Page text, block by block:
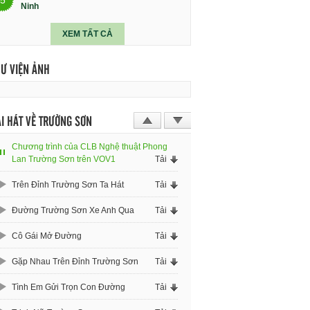
Ninh
XEM TẤT CẢ
VIỆN ẢNH
HÁT VỀ TRƯỜNG SƠN
Chương trình của CLB Nghệ thuật Phong
Lan Trường Sơn trên VOV1
Tải
Trên Đỉnh Trường Sơn Ta Hát Tải
Đường Trường Sơn Xe Anh Qua Tải
Cô Gái Mở Đường Tải
Gặp Nhau Trên Đỉnh Trường Sơn Tải
Tình Em Gửi Trọn Con Đường Tải